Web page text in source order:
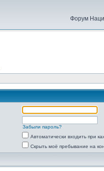
Форум
Забыли пароль?
Автоматически входить при
Скрыть моё пребывание на